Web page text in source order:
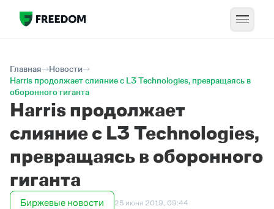
Главная
Новости
Harris продолжает слияние с L3 Technologies, превращаясь в
оборонного гиганта
Harris продолжает
слияние с L3 Technologies,
превращаясь в оборонного
гиганта
Биржевые новости 25 июня 2019, 09:44